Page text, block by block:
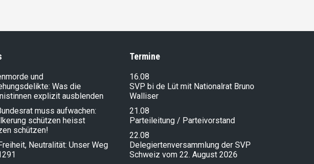
und
Was die
explizit ausblenden
muss aufwachen:
schützen heisst
schützen!
Neutralität: Unser Weg
Termine
16.08
SVP bi de Lüt mit Nationalrat Bruno
Walliser
21.08
Parteileitung / Parteivorstand
22.08
Delegiertenversammlung der SVP
Schweiz vom 22. August 2026